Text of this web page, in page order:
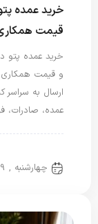
خرید عمده
قیمت
خرید عمده پتو
و قیمت همکاری
ارسال به
عمده، صادرات،
چهارشنبه , 29 جولای 2026